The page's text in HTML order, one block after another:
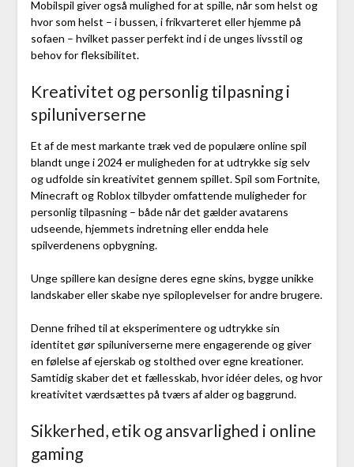
Mobilspil giver også mulighed for at spille, når som helst og
hvor som helst – i bussen, i frikvarteret eller hjemme på
sofaen – hvilket passer perfekt ind i de unges livsstil og
behov for fleksibilitet.
Kreativitet og personlig tilpasning i
spiluniverserne
Et af de mest markante træk ved de populære online spil
blandt unge i 2024 er muligheden for at udtrykke sig selv
og udfolde sin kreativitet gennem spillet. Spil som Fortnite,
Minecraft og Roblox tilbyder omfattende muligheder for
personlig tilpasning – både når det gælder avatarens
udseende, hjemmets indretning eller endda hele
spilverdenens opbygning.
Unge spillere kan designe deres egne skins, bygge unikke
landskaber eller skabe nye spiloplevelser for andre brugere.
Denne frihed til at eksperimentere og udtrykke sin
identitet gør spiluniverserne mere engagerende og giver
en følelse af ejerskab og stolthed over egne kreationer.
Samtidig skaber det et fællesskab, hvor idéer deles, og hvor
kreativitet værdsættes på tværs af alder og baggrund.
Sikkerhed, etik og ansvarlighed i online
gaming